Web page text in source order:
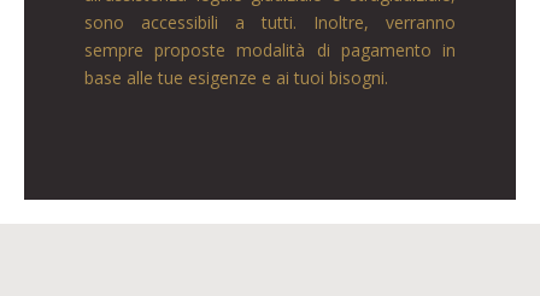
sono accessibili a tutti. Inoltre, verranno
sempre proposte modalità di pagamento in
base alle tue esigenze e ai tuoi bisogni.